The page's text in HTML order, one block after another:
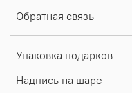
Обратная связь
Упаковка подарков
Надпись на шаре